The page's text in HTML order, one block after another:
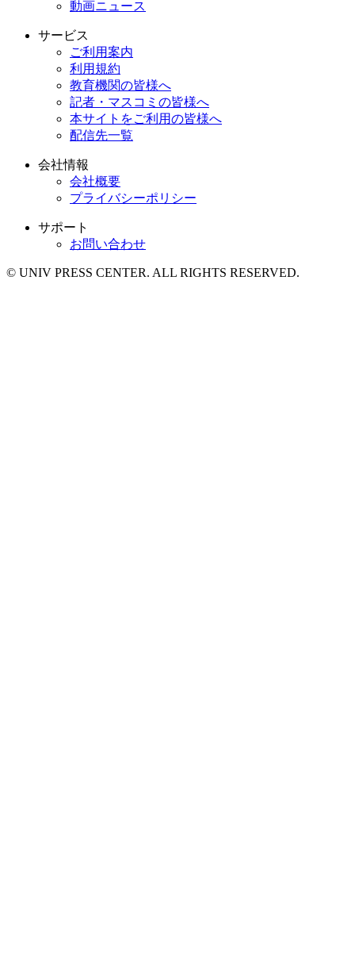
動画ニュース
サービス
ご利用案内
利用規約
教育機関の皆様へ
記者・マスコミの皆様へ
本サイトをご利用の皆様へ
配信先一覧
会社情報
会社概要
プライバシーポリシー
サポート
お問い合わせ
© UNIV PRESS CENTER. ALL RIGHTS RESERVED.